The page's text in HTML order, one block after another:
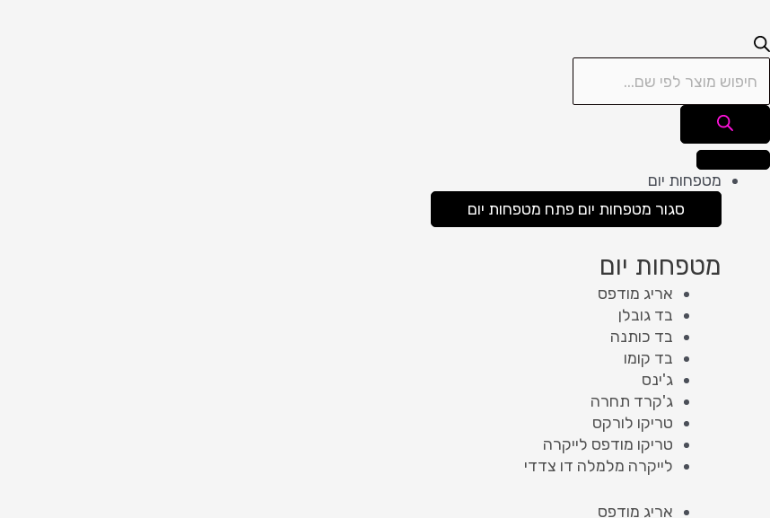
מטפחות יום
סגור מטפחות יום פתח מטפחות יום
מטפחות יום
אריג מודפס
בד גובלן
בד כותנה
בד קומו
ג'ינס
ג'קרד תחרה
טריקו לורקס
טריקו מודפס לייקרה
לייקרה מלמלה דו צדדי
אריג מודפס